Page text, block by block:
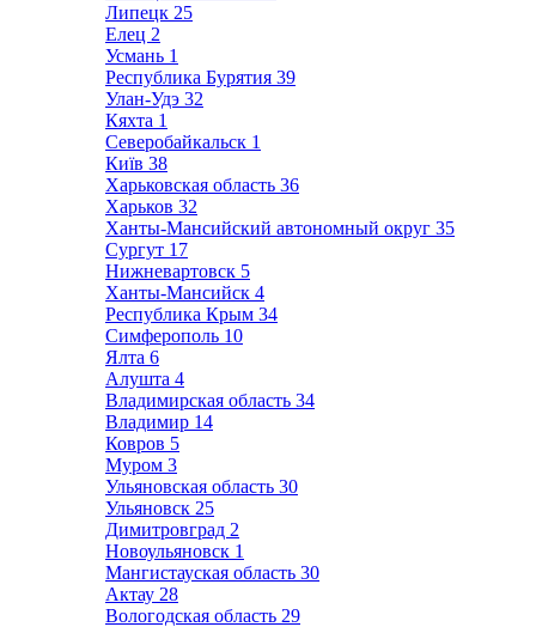
Липецк 25
Елец 2
Усмань 1
Республика Бурятия 39
Улан-Удэ 32
Кяхта 1
Северобайкальск 1
Київ 38
Харьковская область 36
Харьков 32
Ханты-Мансийский автономный округ 35
Сургут 17
Нижневартовск 5
Ханты-Мансийск 4
Республика Крым 34
Симферополь 10
Ялта 6
Алушта 4
Владимирская область 34
Владимир 14
Ковров 5
Муром 3
Ульяновская область 30
Ульяновск 25
Димитровград 2
Новоульяновск 1
Мангистауская область 30
Актау 28
Вологодская область 29